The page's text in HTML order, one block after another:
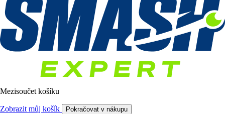
Mezisoučet košíku
Zobrazit můj košík Pokračovat v nákupu